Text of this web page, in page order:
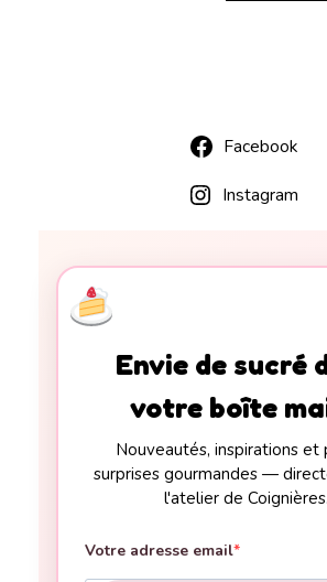
Facebook
Instagram
Envie de sucré
votre boîte
Nouveautés, inspirations
surprises gourmandes —
l'atelier de Coignières.
Votre adresse email